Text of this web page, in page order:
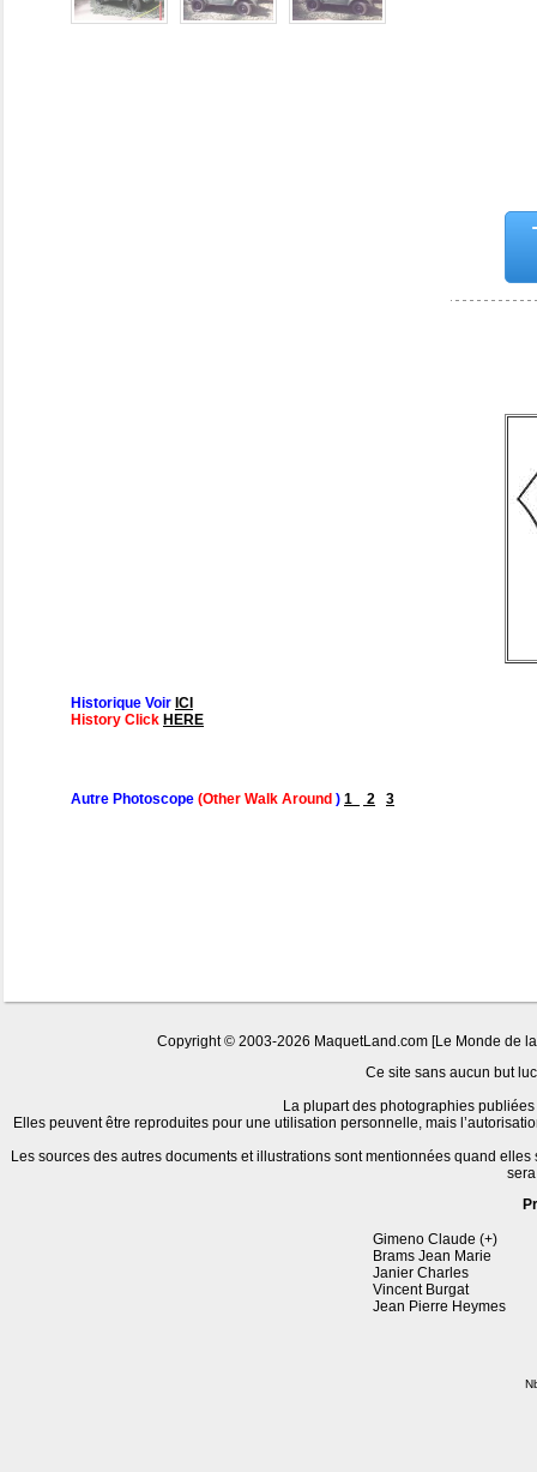
Historique Voir ICI
History Click HERE
Autre Photoscope (Other Walk Around ) 1 2 3
Copyright © 2003-2026 MaquetLand.com [Le Monde de
Ce site sans aucun but
La plupart des photographies
Elles peuvent être reproduites pour une utilisation personnelle, mais
Les sources des autres documents et illustrations sont mentionnées quand
Gimeno Claude (+)
Brams Jean Marie
Janier Charles
Vincent Burgat
Jean Pierre Heymes